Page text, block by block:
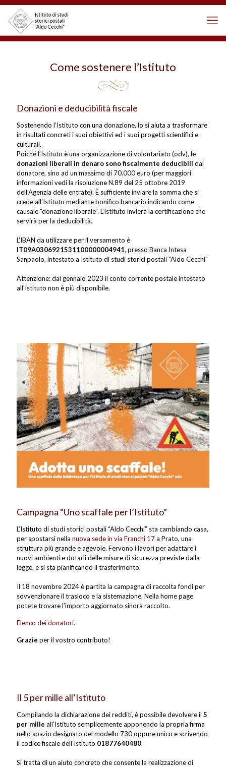
Come sostenere l’Istituto
Donazioni e deducibilità fiscale
Sostenendo l’Istituto con una donazione, lo si aiuta a trasformare
in risultati concreti i suoi obiettivi ed i suoi progetti scientifici e
culturali.
Poiché l’Istituto è una organizzazione di volontariato (odv), le
donazioni liberali in denaro sono fiscalmente deducibili dal
donatore, sino ad un massimo di 70.000 euro (per maggiori
informazioni vedi la risoluzione N.89 del 25 ottobre 2019
dell’Agenzia delle entrate). È sufficiente inviare la somma che si
crede all’Istituto mediante bonifico bancario indicando come
causale “donazione liberale”. L’Istituto invierà la certificazione che
servirà per la deducibilità.
L'IBAN da utilizzare per il versamento è
IT09A0306921531100000004941, presso Banca Intesa
Sanpaolo, intestato a Istituto di studi storici postali "Aldo Cecchi"
Attenzione: dal gennaio 2023 il conto corrente postale intestato
all’Istituto non è più disponibile.
Campagna “Uno scaffale per l’Istituto”
L’Istituto di studi storici postali “Aldo Cecchi” sta cambiando casa,
per spostarsi nella nuova sede in via Franchi 17a Prato, una
struttura più grande e agevole. Fervono i lavori per adattare i
nuovi ambienti e dotarli delle misure di sicurezza previste dalla
legge, e si sta pianificando il trasferimento.
Il 18 novembre 2024 è partita la campagna di raccolta fondi per
sovvenzionare il trasloco e la sistemazione. Nella home page
potete trovare l’importo aggiornato sinora raccolto.
Elenco dei donatori.
Grazie per il vostro contributo!
Il 5 per mille all’Istituto
Compilando la dichiarazione dei redditi, è possibile devolvere il 5
per mille all’Istituto semplicemente apponendo la propria firma
nello spazio designato del modello 730 oppure unico e scrivendo
il codice fiscale dell’Istituto 01877640480.
Si tratta di un aiuto concreto che consente la realizzazione di